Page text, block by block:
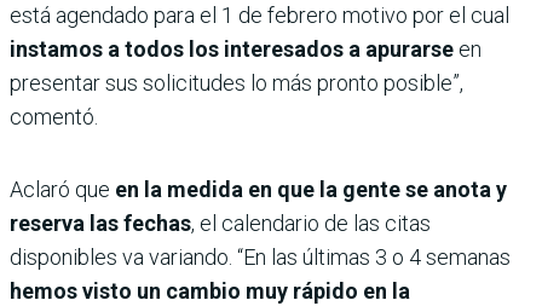
está agendado para el 1 de febrero motivo por el cual
instamos a todos los interesados a apurarse en
presentar sus solicitudes lo más pronto posible”,
comentó.
Aclaró que en la medida en que la gente se anota y
reserva las fechas, el calendario de las citas
disponibles va variando. “En las últimas 3 o 4 semanas
hemos visto un cambio muy rápido en la